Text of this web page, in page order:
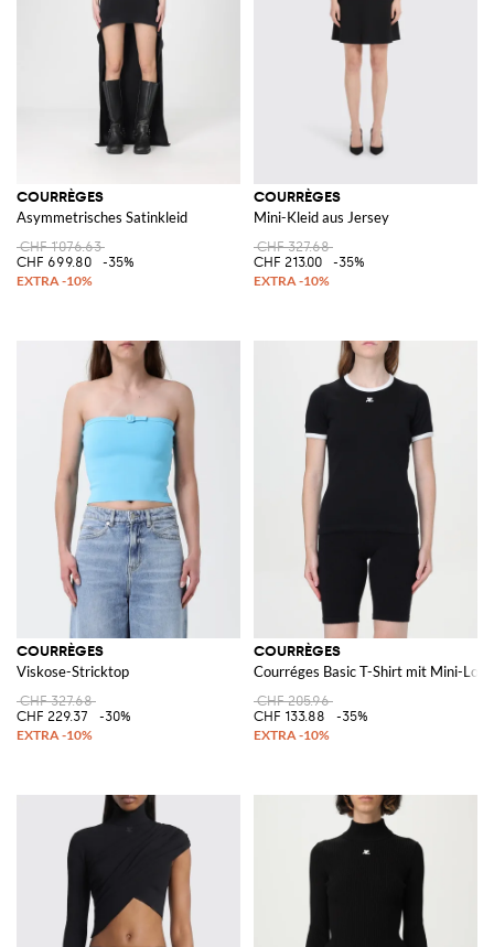
COURRÈGES
Asymmetrisches Satinkleid
CHF 1'076.63
CHF 699.80
-35%
COURRÈGES
Mini-Kleid aus Jersey
CHF 327.68
CHF 213.00
-35%
COURRÈGES
Viskose-Stricktop
CHF 327.68
CHF 229.37
-30%
COURRÈGES
Courréges Basic T-Shirt mit Mini-Logo
CHF 205.96
CHF 133.88
-35%